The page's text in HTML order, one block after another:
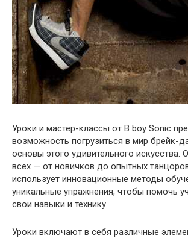
Уроки и мастер-классы от B boy Sonic
возможность погрузиться в мир брейк-
основы этого удивительного искусства.
всех — от новичков до опытных
использует инновационные методы
уникальные упражнения, чтобы помочь
свои навыки и технику.
Уроки включают в себя различные